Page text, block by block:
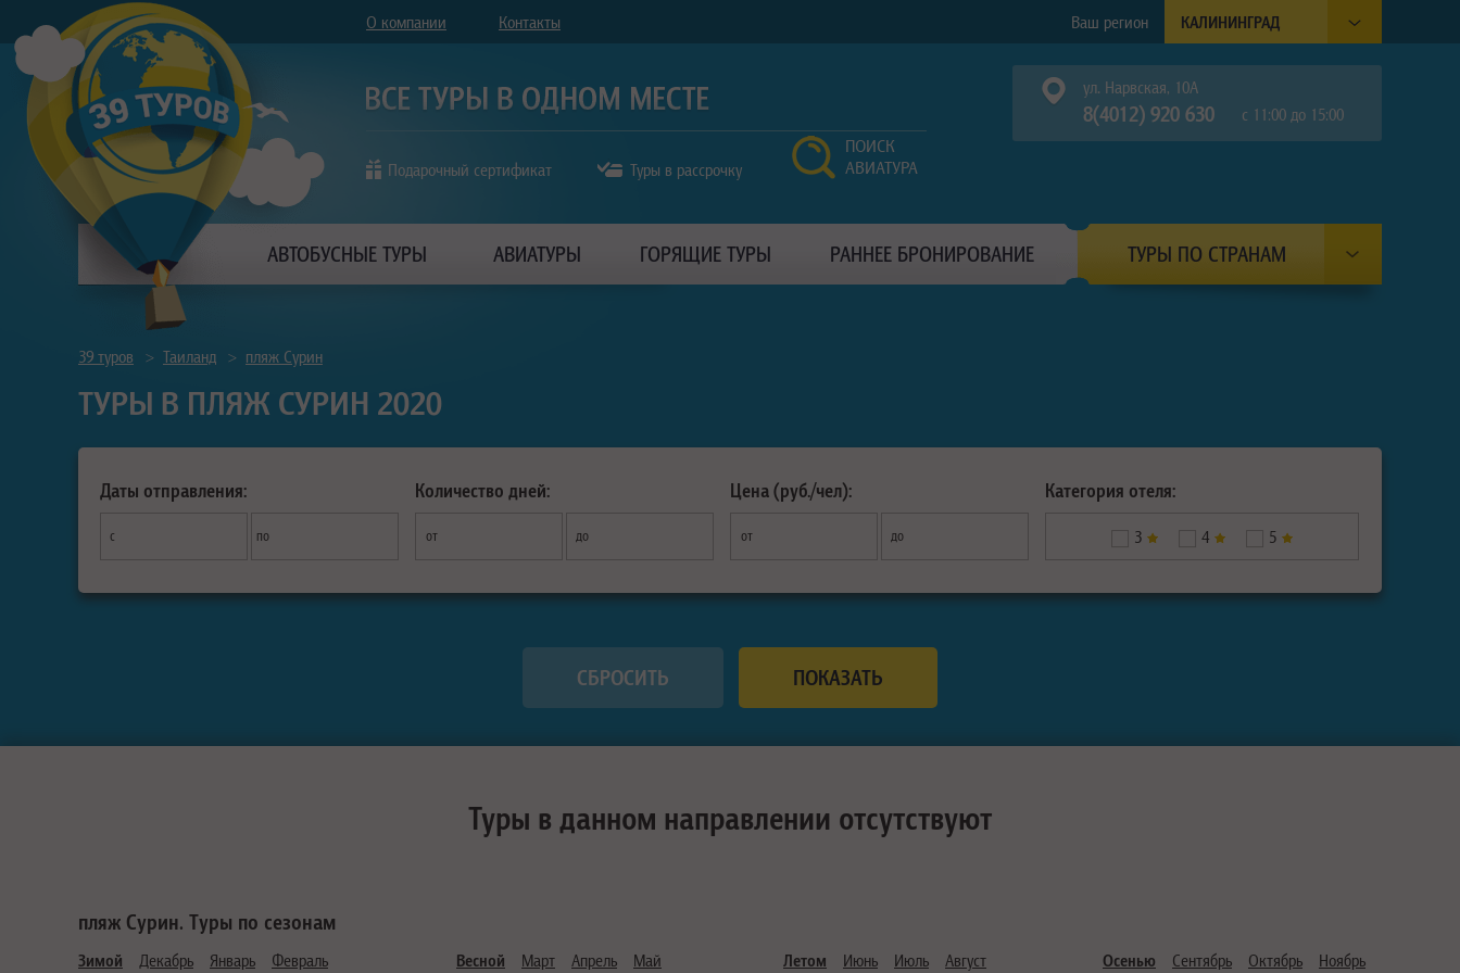
О компании Контакты КАЛИНИНГРАД
Ваш регион
ТУРЫ ПО СТРАНАМ
Подарочный сертификат Туры в рассрочку
ПОИСК
АВИАТУРА
ул. Нарвская, 10А
с 11:00 до 15:00
8(4012) 920 630
АВТОБУСНЫЕ ТУРЫ АВИАТУРЫ ГОРЯЩИЕ ТУРЫ РАННЕЕ БРОНИРОВАНИЕ
39 туров > Таиланд > пляж Сурин
ТУРЫ В ПЛЯЖ СУРИН 2020
Даты отправления:
с по
Количество дней:
от до
Цена (руб./чел):
от до
Категория отеля:
3 4 5
Туры в данном направлении отсутствуют
пляж Сурин. Туры по сезонам
Зимой Декабрь Январь Февраль Весной Март Апрель Май Летом Июнь Июль Август Осенью Сентябрь Октябрь Ноябрь